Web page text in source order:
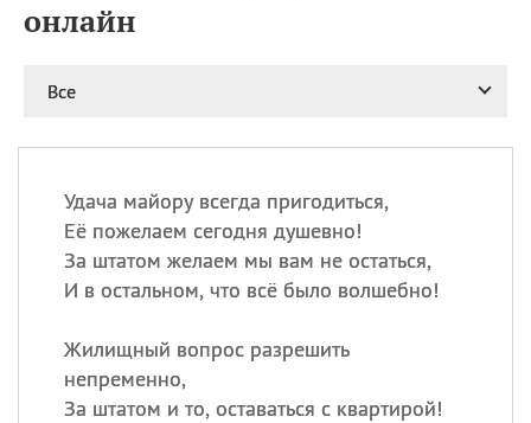
онлайн
Все
Удача майору всегда пригодиться,
Её пожелаем сегодня душевно!
За штатом желаем мы вам не остаться,
И в остальном, что всё было волшебно!
Жилищный вопрос разрешить
непременно,
За штатом и то, оставаться с квартирой!
больных
09.08 День книголюбов (Book
Lovers Day)
ИМЕНА